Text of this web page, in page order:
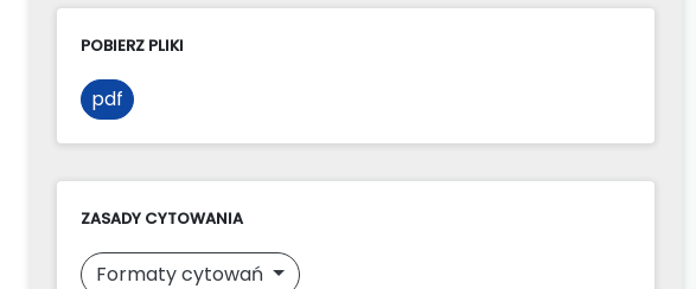
POBIERZ PLIKI
pdf
ZASADY CYTOWANIA
Formaty cytowań